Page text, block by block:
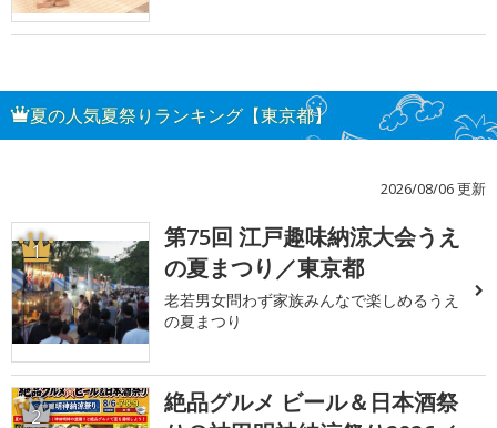
夏の人気夏祭りランキング【東京都】
2026/08/06 更新
1
第75回 江戸趣味納涼大会うえ
の夏まつり／東京都
老若男女問わず家族みんなで楽しめるうえ
の夏まつり
2
絶品グルメ ビール＆日本酒祭